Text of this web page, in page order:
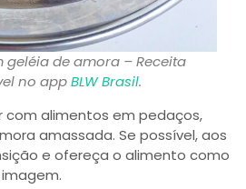
geléia de amora –Receita
no appBLW Brasil.
com alimentos em pedaços,
amassada. Se possível, aos
e ofereça o alimento como